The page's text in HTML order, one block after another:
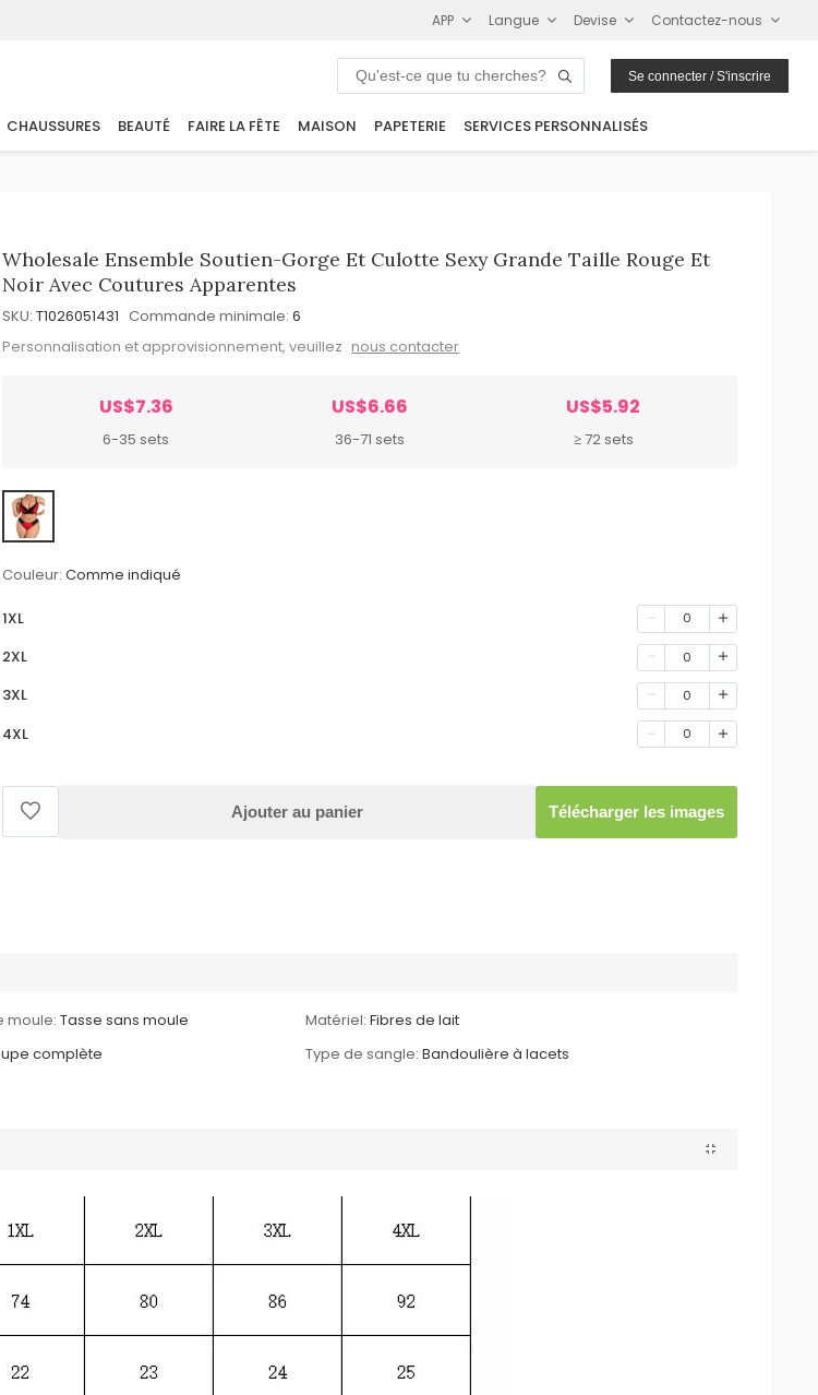
APP Langue Devise Contactez-nous
Se connecter / S'inscrire
CHAUSSURES BEAUTÉ FAIRE LA FÊTE MAISON PAPETERIE SERVICES PERSONNALISÉS
Wholesale Ensemble Soutien-Gorge Et Culotte Sexy Grande Taille Rouge Et
Noir Avec Coutures Apparentes
SKU: T1026051431 Commande minimale: 6
Personnalisation et approvisionnement, veuillez nous contacter
US$7.36
6-35 sets
US$6.66
36-71 sets
US$5.92
≥ 72 sets
Couleur: Comme indiqué
1XL 0
2XL 0
3XL 0
4XL 0
Ajouter au panier Télécharger les images
moule: Tasse sans moule Matériel: Fibres de lait
complète Type de sangle: Bandoulière à lacets